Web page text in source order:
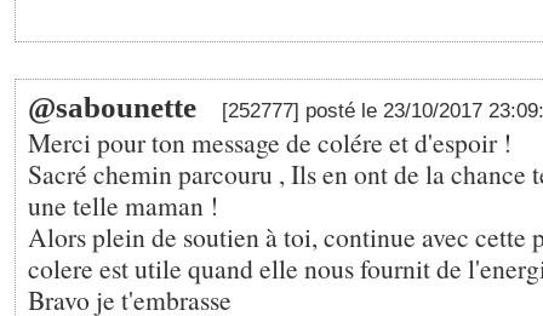
@sabounette [252777] posté le 23/10/2017
Merci pour ton message de colére et d'espoir !
Sacré chemin parcouru , Ils en ont de la chance
une telle maman !
Alors plein de soutien à toi, continue avec cette
colere est utile quand elle nous fournit de
Bravo je t'embrasse